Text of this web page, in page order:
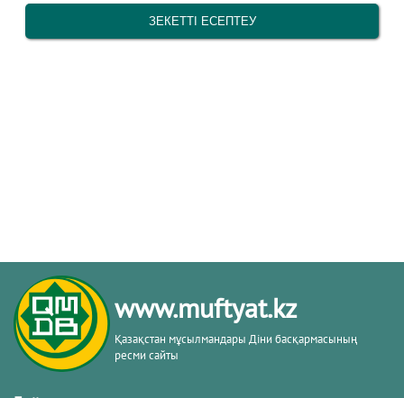
www.muftyat.kz
Қазақстан мұсылмандары Діни басқармасының
ресми сайты